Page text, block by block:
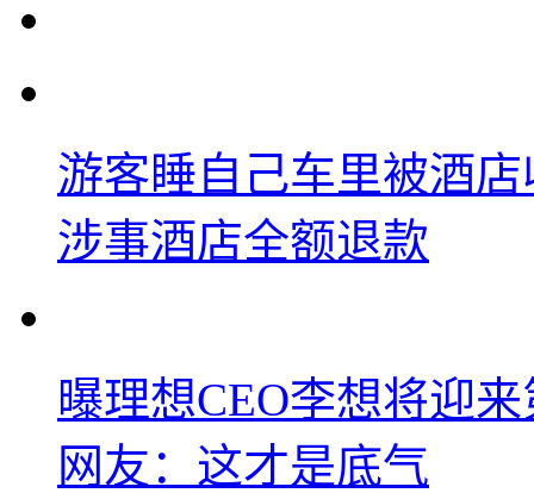
游客睡自己车里被酒
涉事酒店全额退款
曝理想CEO李想将迎
网友：这才是底气